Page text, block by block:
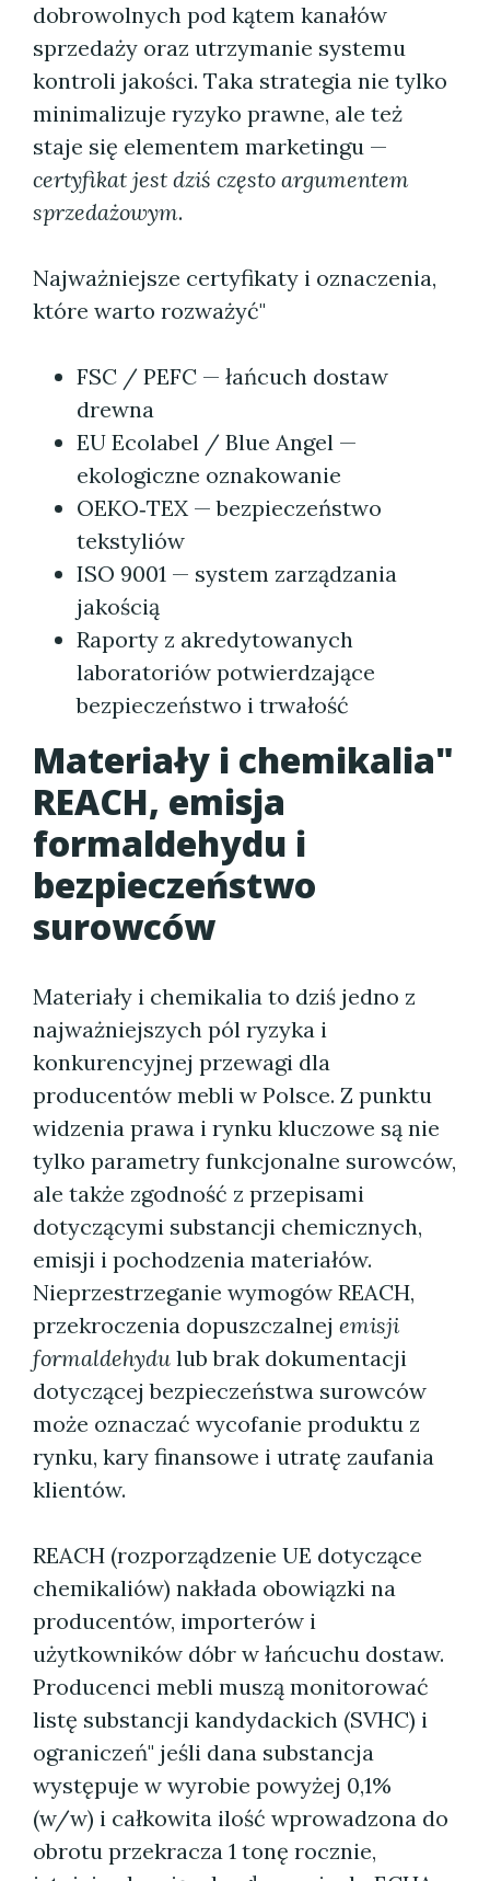
dobrowolnych pod kątem kanałów
sprzedaży oraz utrzymanie systemu
kontroli jakości. Taka strategia nie tylko
minimalizuje ryzyko prawne, ale też
staje się elementem marketingu —
certyfikat jest dziś często argumentem
sprzedażowym.
Najważniejsze certyfikaty i oznaczenia,
które warto rozważyć"
FSC / PEFC — łańcuch dostaw
drewna
EU Ecolabel / Blue Angel —
ekologiczne oznakowanie
OEKO‑TEX — bezpieczeństwo
tekstyliów
ISO 9001 — system zarządzania
jakością
Raporty z akredytowanych
laboratoriów potwierdzające
bezpieczeństwo i trwałość
Materiały i chemikalia"
REACH, emisja
formaldehydu i
bezpieczeństwo
surowców
Materiały i chemikalia to dziś jedno z
najważniejszych pól ryzyka i
konkurencyjnej przewagi dla
producentów mebli w Polsce. Z punktu
widzenia prawa i rynku kluczowe są nie
tylko parametry funkcjonalne surowców,
ale także zgodność z przepisami
dotyczącymi substancji chemicznych,
emisji i pochodzenia materiałów.
Nieprzestrzeganie wymogów REACH,
przekroczenia dopuszczalnej emisji
formaldehydu lub brak dokumentacji
dotyczącej bezpieczeństwa surowców
może oznaczać wycofanie produktu z
rynku, kary finansowe i utratę zaufania
klientów.
REACH (rozporządzenie UE dotyczące
chemikaliów) nakłada obowiązki na
producentów, importerów i
użytkowników dóbr w łańcuchu dostaw.
Producenci mebli muszą monitorować
listę substancji kandydackich (SVHC) i
ograniczeń" jeśli dana substancja
występuje w wyrobie powyżej 0,1%
(w/w) i całkowita ilość wprowadzona do
obrotu przekracza 1 tonę rocznie,